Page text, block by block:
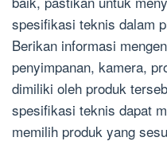
spesifikasi teknis dalam
Berikan informasi
penyimpanan, kamera,
dimiliki oleh produk
spesifikasi teknis dapat
memilih produk yang